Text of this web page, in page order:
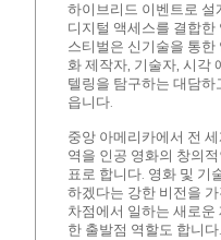
하이브리드 이벤트로 설
디지털 액세스를 결합한
스티벌은 신기술을 통한
화 제작자, 기술자, 시각
텔링을 탐구하는 대담하
읍니다.
중앙 아메리카에서 전
역을 인공 영화의 창의
표로 합니다. 영화 및 기
하겠다는 강한 비전을
차점에서 일하는 새로운
한 출발점 역할도 합니다.